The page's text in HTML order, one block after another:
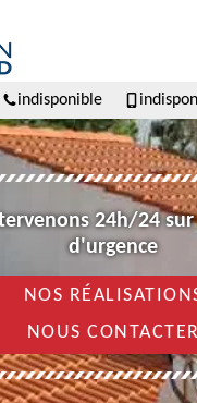
indisponible
24h/24
d'urgence
NOS
NOUS CONTACTER